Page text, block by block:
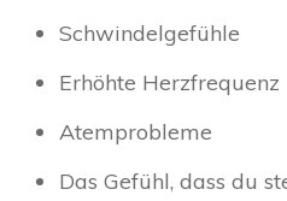
Schwindelgefühle
Erhöhte Herzfrequenz
Atemprobleme
Das Gefühl, dass du